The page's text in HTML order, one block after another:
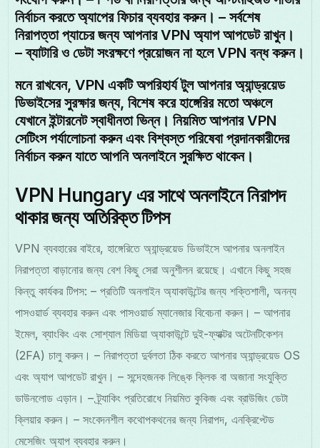
নির্বাচন করতে অ্যাপের ফিচার ব্যবহার করুন। – সর্বশেষ
নিরাপত্তা প্যাচের জন্য আপনার VPN অ্যাপ আপডেট রাখুন।
– ব্যাটারি ও ডেটা সংরক্ষণে প্রয়োজন না হলে VPN বন্ধ করুন।
মনে রাখবেন, VPN একটি অপরিহার্য টুল আপনার অ্যান্ড্রয়েড
ডিভাইসের সুরক্ষার জন্য, বিশেষ করে হাঙ্গেরির মতো অঞ্চলে
যেখানে ইন্টারনেট স্বাধীনতা ভিন্ন। নিয়মিত আপনার VPN
সেটিংস পর্যালোচনা করুন এবং বিশ্বস্ত পরিষেবা প্রদানকারীদের
নির্বাচন করুন যাতে আপনি অনলাইনে সুরক্ষিত থাকেন।
VPN Hungary এর সাথে অনলাইনে নিরাপদ
থাকার জন্য অতিরিক্ত টিপস
VPN ব্যবহারের বাইরে, হাঙ্গেরিতে অ্যান্ড্রয়েড ডিভাইসে আপনার অনলাইন
নিরাপত্তা বাড়ানোর জন্য বেশ কিছু সেরা অনুশীলন রয়েছে। এখানে কিছু সহজ
কিন্তু কার্যকর টিপস: – প্রতিটি অনলাইন অ্যাকাউন্টের জন্য শক্তিশালী, অনন্য
পাসওয়ার্ড ব্যবহার করুন এবং পাসওয়ার্ড ম্যানেজার বিবেচনা করুন। – আপনার
ইমেল, ব্যাংকিং এবং সোশ্যাল মিডিয়া অ্যাকাউন্টে দুই-ফ্যাক্টর অটেনটিকেশন
(2FA) চালু করুন। – নিরাপত্তা দুর্বলতা ঠিক করতে আপনার অ্যান্ড্রয়েড OS
এবং অ্যাপ আপডেট রাখুন। – সন্দেহজনক লিঙ্কে ক্লিক বা অজানা সংযুক্তি
ডাউনলোড এড়ান। – ট্র্যাকিং প্রতিরোধে নিয়মিত কুকিজ এবং ব্রাউজিং ডেটা
ক্লিয়ার করুন। – সংবেদনশীল কথোপকথনের জন্য নিরাপদ, এনক্রিপ্টেড
মেসেজিং অ্যাপ ব্যবহার করুন।